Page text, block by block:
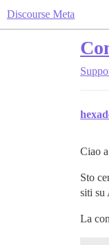
Discourse Meta
Ciao
Sto
siti su
La